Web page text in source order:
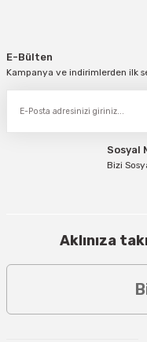
E-Bülten
Kampanya ve indirimlerden ilk
Sosyal
Bizi
Aklınıza